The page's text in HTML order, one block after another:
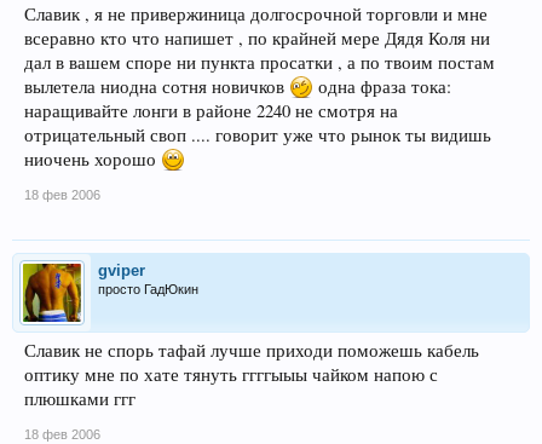
Славик , я не привержиница долгосрочной торговли и мне
всеравно кто что напишет , по крайней мере Дядя Коля ни
дал в вашем споре ни пункта просатки , а по твоим постам
вылетела ниодна сотня новичков
одна фраза тока:
наращивайте лонги в районе 2240 не смотря на
отрицательный своп .... говорит уже что рынок ты видишь
ниочень хорошо
18 фев 2006
gviper
просто ГадЮкин
Славик не спорь тафай лучше приходи поможешь кабель
оптику мне по хате тянуть ггггыыы чайком напою с
плюшками ггг
18 фев 2006